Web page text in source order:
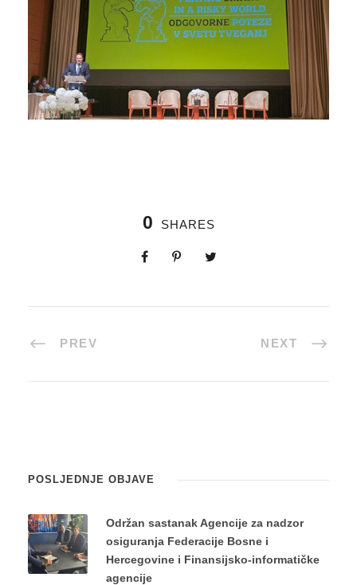
0 SHARES
PREV NEXT
POSLJEDNJE OBJAVE
Održan sastanak Agencije za nadzor
osiguranja Federacije Bosne i
Hercegovine i Finansijsko-informatičke
agencije